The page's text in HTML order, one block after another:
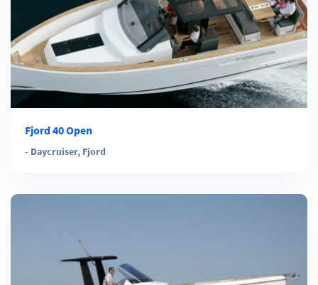
Fjord 40 Open
- Daycruiser, Fjord